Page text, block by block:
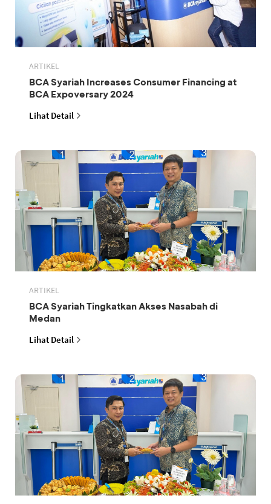
ARTIKEL
BCA Syariah Increases Consumer Financing at
BCA Expoversary 2024
Lihat Detail
ARTIKEL
BCA Syariah Tingkatkan Akses Nasabah di
Medan
Lihat Detail